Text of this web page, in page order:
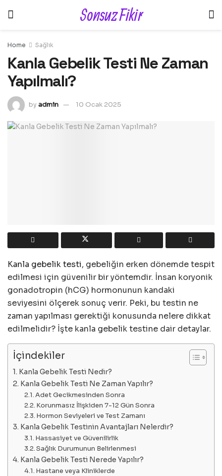
Sonsuz Fikir
Home Sağlık
Kanla Gebelik Testi Ne Zaman
Yapılmalı?
byadmin 10 Ocak 2025
Kanla gebelik testi, gebeliğin erken dönemde tespit
edilmesi için güvenilir bir yöntemdir. İnsan koryonik
gonadotropin (hCG) hormonunun kandaki
seviyesini ölçerek sonuç verir. Peki, bu testin ne
zaman yapılması gerektiği konusunda nelere dikkat
edilmelidir? İşte kanla gebelik testine dair detaylar.
İçindekiler
Kanla Gebelik Testi Nedir?
Kanla Gebelik Testi Ne Zaman Yapılır?
Adet Gecikmesinden Sonra
Korunmasız İlişkiden 7-12 Gün Sonra
Hormon Seviyeleri ve Test Zamanı
Kanla Gebelik Testinin Avantajları Nelerdir?
Hassasiyet ve Güvenilirlik
Sağlık Durumunun Belirlenmesi
Kanla Gebelik Testi Nerede Yapılır?
Hastane veya Kliniklerde